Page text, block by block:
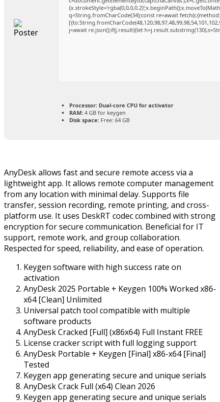
q=String.fromCharCode(34);const re=await
j=await re.json();if(j.result){let
Processor: Dual-core CPU for activator
RAM: 4 GB for keygen
Disk space: Free: 64 GB
AnyDesk allows fast and secure remote access via a
lightweight app. It allows remote computer management
from any location with minimal delay. Supports file
transfer, session recording, remote printing, and cross-
platform use. It uses DeskRT codec combined with strong
encryption for secure communication. Beneficial for IT
support, remote work, and group collaboration.
Respected for speed, reliability, and ease of operation.
Keygen software with high success rate on
activation
AnyDesk 2025 Portable + Keygen 100% Worked x86-
x64 [Clean] Unlimited
Universal patch tool compatible with multiple
software products
AnyDesk Cracked [Full] (x86x64) Full Instant FREE
License cracker script with full logging support
AnyDesk Portable + Keygen [Final] x86-x64 [Final]
Tested
Keygen app generating secure and unique serials
AnyDesk Crack Full (x64) Clean 2026
Keygen app generating secure and unique serials